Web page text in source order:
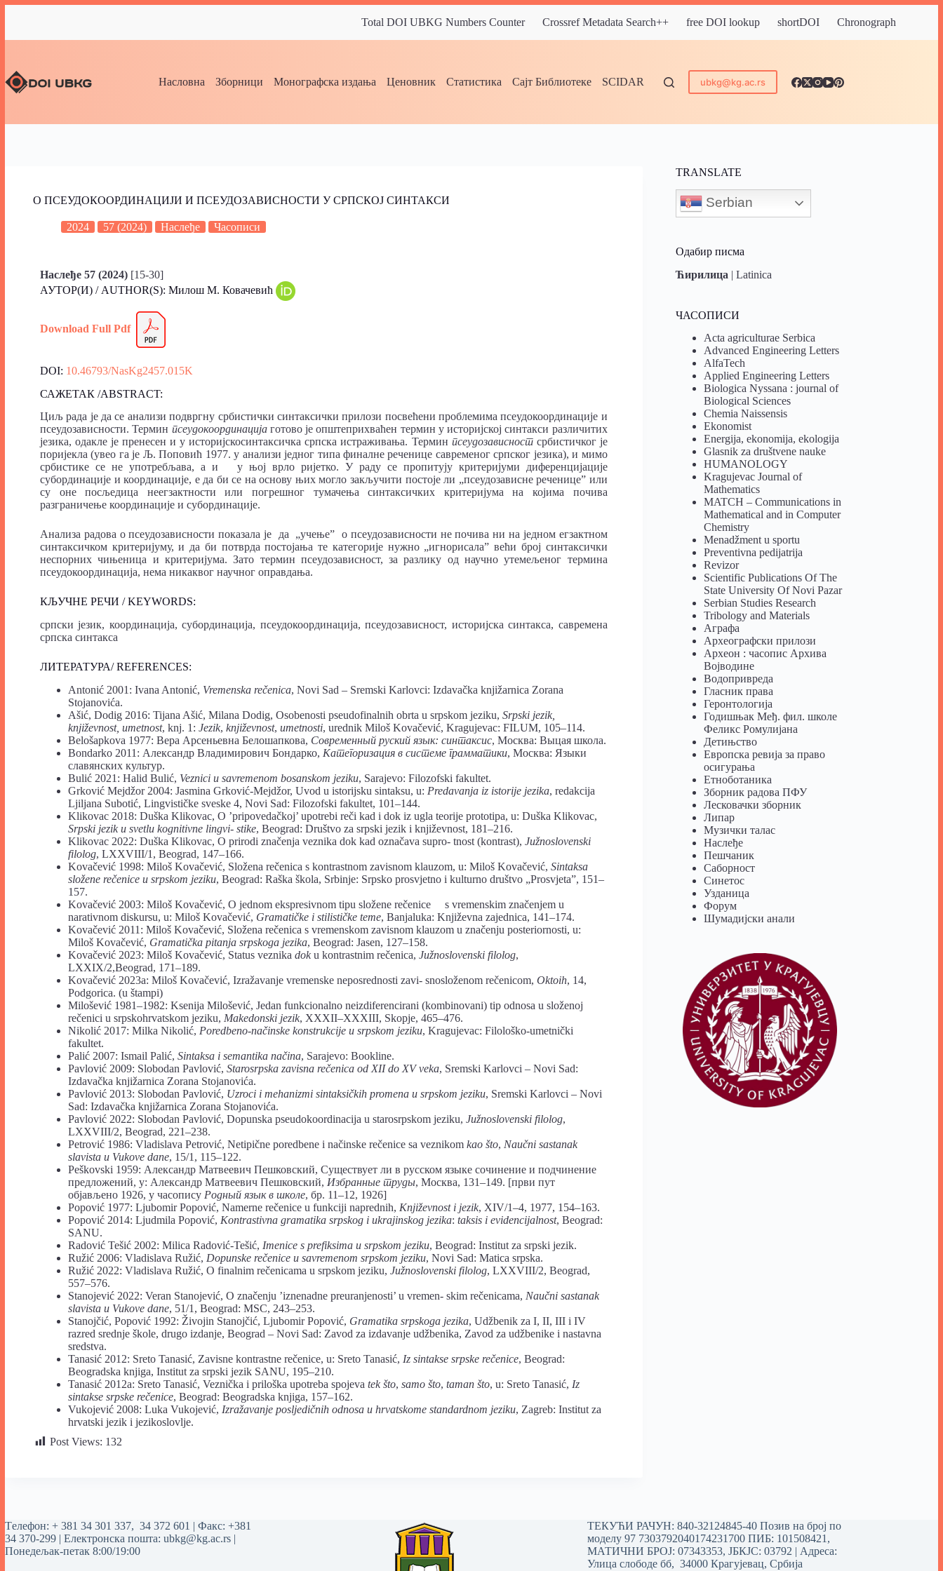
Total DOI UBKG Numbers Counter Crossref Metadata Search++ free DOI lookup shortDOI Chronograph
Насловна Зборници Монографска издања Ценовник Статистика Сајт Библиотеке SCIDAR ubkg@kg.ac.rs
O ПСЕУДОКООРДИНАЦИЈИ И ПСЕУДОЗАВИСНОСТИ У СРПСКОЈ СИНТАКСИ
2024 57 (2024) Наслеђе Часописи
Наслеђе 57 (2024) [15-30]
АУТОР(И) / AUTHOR(S): Милош М. Ковачевић
Download Full Pdf
DOI: 10.46793/NasKg2457.015K
САЖЕТАК /ABSTRACT:
Циљ рада је да се анализи подвргну србистички синтаксички прилози посвећени проблемима псеудокоординације и
псеудозависности. Термин псеудокоординација готово је општеприхваћен термин у историјској синтакси различитих
језика, одакле је пренесен и у историјскосинтаксичка српска истраживања. Термин псеудозависност србистичког је
поријекла (увео га је Љ. Поповић 1977. у анализи једног типа финалне реченице савременог српског језика), и мимо
србистике се не употребљава, а и у њој врло ријетко. У раду се пропитују критеријуми диференцијације
субординације и координације, е да би се на основу њих могло закључити постоје ли „псеудозависне реченице” или
су оне посљедица неегзактности или погрешног тумачења синтаксичких критеријума на којима почива
разграничење координације и субординације.
Анализа радова о псеудозависности показала је да „учење” о псеудозависности не почива ни на једном егзактном
синтаксичком критеријуму, и да би потврда постојања те категорије нужно „игнорисала” већи број синтаксички
неспорних чињеница и критеријума. Зато термин псеудозависност, за разлику од научно утемељеног термина
псеудокоординација, нема никаквог научног оправдања.
КЉУЧНЕ РЕЧИ / KEYWORDS:
српски језик, координација, субординација, псеудокоординација, псеудозависност, историјска синтакса, савремена
српска синтакса
ЛИТЕРАТУРА/ REFERENCES:
Antonić 2001: Ivana Antonić, Vremenska rečenica, Novi Sad – Sremski Karlovci: Izdavačka knjižarnica Zorana
Stojanovića.
Ašić, Dodig 2016: Tijana Ašić, Milana Dodig, Osobenosti pseudofinalnih obrta u srpskom jeziku, Srpski jezik,
književnost, umetnost, knj. 1: Jezik, književnost, umetnosti, urednik Miloš Kovačević, Kragujevac: FILUM, 105–114.
Belošapkova 1977: Вера Арсеньевна Белошапкова, Современный руский язык: синтаксис, Москва: Выцая школа.
Bondarko 2011: Александр Владимирович Бондарко, Категоризация в системе грамматики, Москва: Языки
славянских культур.
Bulić 2021: Halid Bulić, Veznici u savremenom bosanskom jeziku, Sarajevo: Filozofski fakultet.
Grković Mejdžor 2004: Jasmina Grković-Mejdžor, Uvod u istorijsku sintaksu, u: Predavanja iz istorije jezika, redakcija
Ljiljana Subotić, Lingvističke sveske 4, Novi Sad: Filozofski fakultet, 101–144.
Klikovac 2018: Duška Klikovac, O ’pripovedačkoj’ upotrebi reči kad i dok iz ugla teorije prototipa, u: Duška Klikovac,
Srpski jezik u svetlu kognitivne lingvi- stike, Beograd: Društvo za srpski jezik i književnost, 181–216.
Klikovac 2022: Duška Klikovac, O prirodi značenja veznika dok kad označava supro- tnost (kontrast), Južnoslovenski
filolog, LXXVIII/1, Beograd, 147–166.
Kovačević 1998: Miloš Kovačević, Složena rečenica s kontrastnom zavisnom klauzom, u: Miloš Kovačević, Sintaksa
složene rečenice u srpskom jeziku, Beograd: Raška škola, Srbinje: Srpsko prosvjetno i kulturno društvo „Prosvjeta”, 151–
157.
Kovačević 2003: Miloš Kovačević, O jednom ekspresivnom tipu složene rečenice s vremenskim značenjem u
narativnom diskursu, u: Miloš Kovačević, Gramatičke i stilističke teme, Banjaluka: Književna zajednica, 141–174.
Kovačević 2011: Miloš Kovačević, Složena rečenica s vremenskom zavisnom klauzom u značenju posteriornosti, u:
Miloš Kovačević, Gramatička pitanja srpskoga jezika, Beograd: Jasen, 127–158.
Kovačević 2023: Miloš Kovačević, Status veznika doku kontrastnim rečenica, Južnoslovenski filolog,
LXXIX/2,Beograd, 171–189.
Kovačević 2023a: Miloš Kovačević, Izražavanje vremenske neposrednosti zavi- snosloženom rečenicom, Oktoih, 14,
Podgorica. (u štampi)
Milošević 1981–1982: Ksenija Milošević, Jedan funkcionalno neizdiferencirani (kombinovani) tip odnosa u složenoj
rečenici u srpskohrvatskom jeziku, Makedonski jezik, XXXII–XXXIII, Skopje, 465–476.
Nikolić 2017: Milka Nikolić, Poredbeno-načinske konstrukcije u srpskom jeziku, Kragujevac: Filološko-umetnički
fakultet.
Palić 2007: Ismail Palić, Sintaksa i semantika načina, Sarajevo: Bookline.
Pavlović 2009: Slobodan Pavlović, Starosrpska zavisna rečenica od XII do XV veka, Sremski Karlovci ‒ Novi Sad:
Izdavačka knjižarnica Zorana Stojanovića.
Pavlović 2013: Slobodan Pavlović, Uzroci i mehanizmi sintaksičkih promena u srpskom jeziku, Sremski Karlovci ‒ Novi
Sad: Izdavačka knjižarnica Zorana Stojanovića.
Pavlović 2022: Slobodan Pavlović, Dopunska pseudokoordinacija u starosrpskom jeziku, Južnoslovenski filolog,
LXXVIII/2, Beograd, 221–238.
Petrović 1986: Vladislava Petrović, Netipične poredbene i načinske rečenice sa veznikom kao što, Naučni sastanak
slavista u Vukove dane, 15/1, 115–122.
Peškovski 1959: Александр Матвеевич Пешковский, Существует ли в русском языке сочинение и подчинение
предложений, у: Александр Матвеевич Пешковский, Избранные труды, Москва, 131–149. [први пут
објављено 1926, у часопису Родный язык в школе, бр. 11–12, 1926]
Popоvić 1977: Ljubomir Popоvić, Namerne rečenice u funkciji naprednih, Književnost i jezik, XIV/1–4, 1977, 154–163.
Popović 2014: Ljudmila Popović, Kontrastivna gramatika srpskog i ukrajinskog jezika: taksis i evidencijalnost, Beograd:
SANU.
Radović Tešić 2002: Milica Radović-Tešić, Imenice s prefiksima u srpskom jeziku, Beograd: Institut za srpski jezik.
Ružić 2006: Vladislava Ružić, Dopunske rečenice u savremenom srpskom jeziku, Novi Sad: Matica srpska.
Ružić 2022: Vladislava Ružić, O finalnim rečenicama u srpskom jeziku, Južnoslovenski filolog, LXXVIII/2, Beograd,
557–576.
Stanojević 2022: Veran Stanojević, O značenju ’iznenadne preuranjenosti’ u vremen- skim rečenicama, Naučni sastanak
slavista u Vukove dane, 51/1, Beograd: MSC, 243–253.
Stanojčić, Popović 1992: Živojin Stanojčić, Ljubomir Popović, Gramatika srpskoga jezika, Udžbenik za I, II, III i IV
razred srednje škole, drugo izdanje, Beograd – Novi Sad: Zavod za izdavanje udžbenika, Zavod za udžbenike i nastavna
sredstva.
Tanasić 2012: Sreto Tanasić, Zavisne kontrastne rečenice, u: Sreto Tanasić, Iz sintakse srpske rečenice, Beograd:
Beogradska knjiga, Institut za srpski jezik SANU, 195–210.
Tanasić 2012a: Sreto Tanasić, Veznička i priloška upotreba spojeva tek što, samo što, taman što, u: Sreto Tanasić, Iz
sintakse srpske rečenice, Beograd: Beogradska knjiga, 157–162.
Vukojević 2008: Luka Vukojević, Izražavanje posljedičnih odnosa u hrvatskome standardnom jeziku, Zagreb: Institut za
hrvatski jezik i jezikoslovlje.
Post Views: 132
TRANSLATE
Serbian
Одабир писма
Ћирилица |Latinica
ЧАСОПИСИ
Acta agriculturae Serbica
Advanced Engineering Letters
AlfaTech
Applied Engineering Letters
Biologica Nyssana : journal of
Biological Sciences
Chemia Naissensis
Ekonomist
Energija, ekonomija, ekologija
Glasnik za društvene nauke
HUMANOLOGY
Kragujevac Journal of
Mathematics
MATCH – Communications in
Mathematical and in Computer
Chemistry
Menadžment u sportu
Preventivna pedijatrija
Revizor
Scientific Publications Of The
State University Of Novi Pazar
Serbian Studies Research
Tribology and Materials
Аграфа
Археографски прилози
Археон : часопис Архива
Војводине
Водопривреда
Гласник права
Геронтологија
Годишњак Међ. фил. школе
Феликс Ромулијана
Детињство
Европска ревија за право
осигурања
Eтноботаника
Зборник радова ПФУ
Лесковачки зборник
Липар
Музички талас
Наслеђе
Пешчаник
Саборност
Синетос
Узданица
Форум
Шумадијски анали
Tелефон: + 381 34 301 337, 34 372 601 | Факс: +381
34 370-299 | Електронска пошта: ubkg@kg.ac.rs |
Понедељак-петак 8:00/19:00
ТЕКУЋИ РАЧУН: 840-32124845-40 Позив на број по
моделу 97 7303792040174231700ПИБ: 101508421,
МАТИЧНИ БРОЈ: 07343353, ЈБКЈС: 03792 | Aдреса:
Улица слободе бб, 34000 Крагујевац, Србија